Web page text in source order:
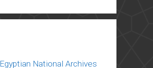
Egyptian National Archives